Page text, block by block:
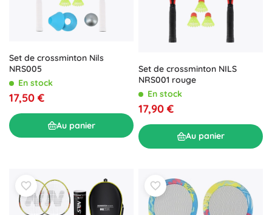
Set de crossminton Nils
NRS005
En stock
17,50 €
Au panier
Set de crossminton NILS
NRS001 rouge
En stock
17,90 €
Au panier